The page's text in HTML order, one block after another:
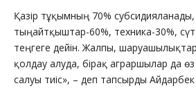
Қазір тұқымның 70%
тыңайтқыштар-60%, техника-30%,
теңгеге дейін. Жалпы,
қолдау алуда, бірақ аграршылар да
салуы тиіс», – деп тапсырды